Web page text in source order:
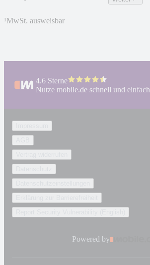
¹MwSt. ausweisbar
4.6 Sterne
Nutze mobile.de schnell und einfach
Powered by